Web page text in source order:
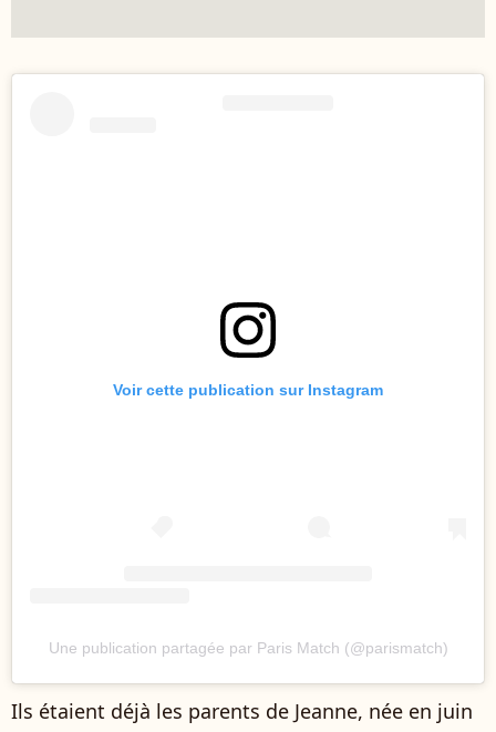
Voir cette publication sur Instagram
Une publication partagée par Paris Match (@parismatch)
Ils étaient déjà les parents de Jeanne, née en juin